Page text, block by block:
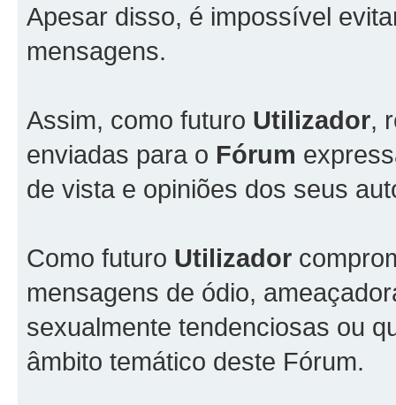
Apesar disso, é impossível
mensagens.
Assim, como futuro Utilizador,
enviadas para o Fórum
de vista e opiniões dos seus
Como futuro Utilizador
mensagens de ódio,
sexualmente tendenciosas ou
âmbito temático deste Fórum.